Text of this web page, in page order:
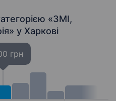
«ЗМІ,
у Харкові
грн